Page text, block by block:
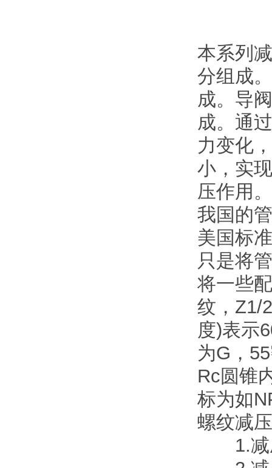
本系列
分组成
成。导
成。通
力变化
小，实
压作用。
我国的
美国标
只是将
将一些
纹，Z1/
度)表
为G，
Rc圆锥
标为如
螺纹减
1.减压